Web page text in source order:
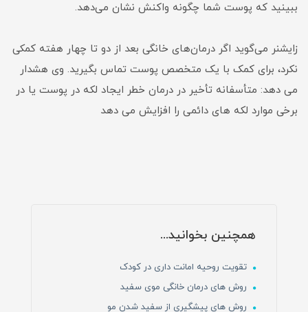
ببینید که پوست شما چگونه واکنش نشان می‌دهد.
زایشنر می‌گوید اگر درمان‌های خانگی بعد از دو تا چهار هفته کمکی
نکرد، برای کمک با یک متخصص پوست تماس بگیرید. وی هشدار
می دهد: متأسفانه تأخیر در درمان خطر ایجاد لکه در پوست یا در
برخی موارد لکه های دائمی را افزایش می دهد
همچنین بخوانید...
تقویت روحیه امانت داری در کودک
روش های درمان خانگی موی سفید
روش های پیشگیری از سفید شدن مو